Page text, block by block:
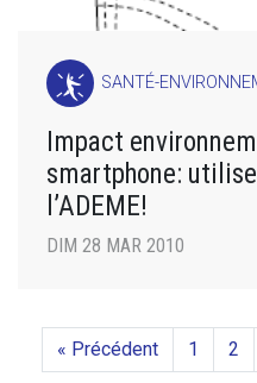
SANTÉ-
Impact
smartphone:
l’ADEME!
DIM 28 MAR 2010
« Précédent 1 2